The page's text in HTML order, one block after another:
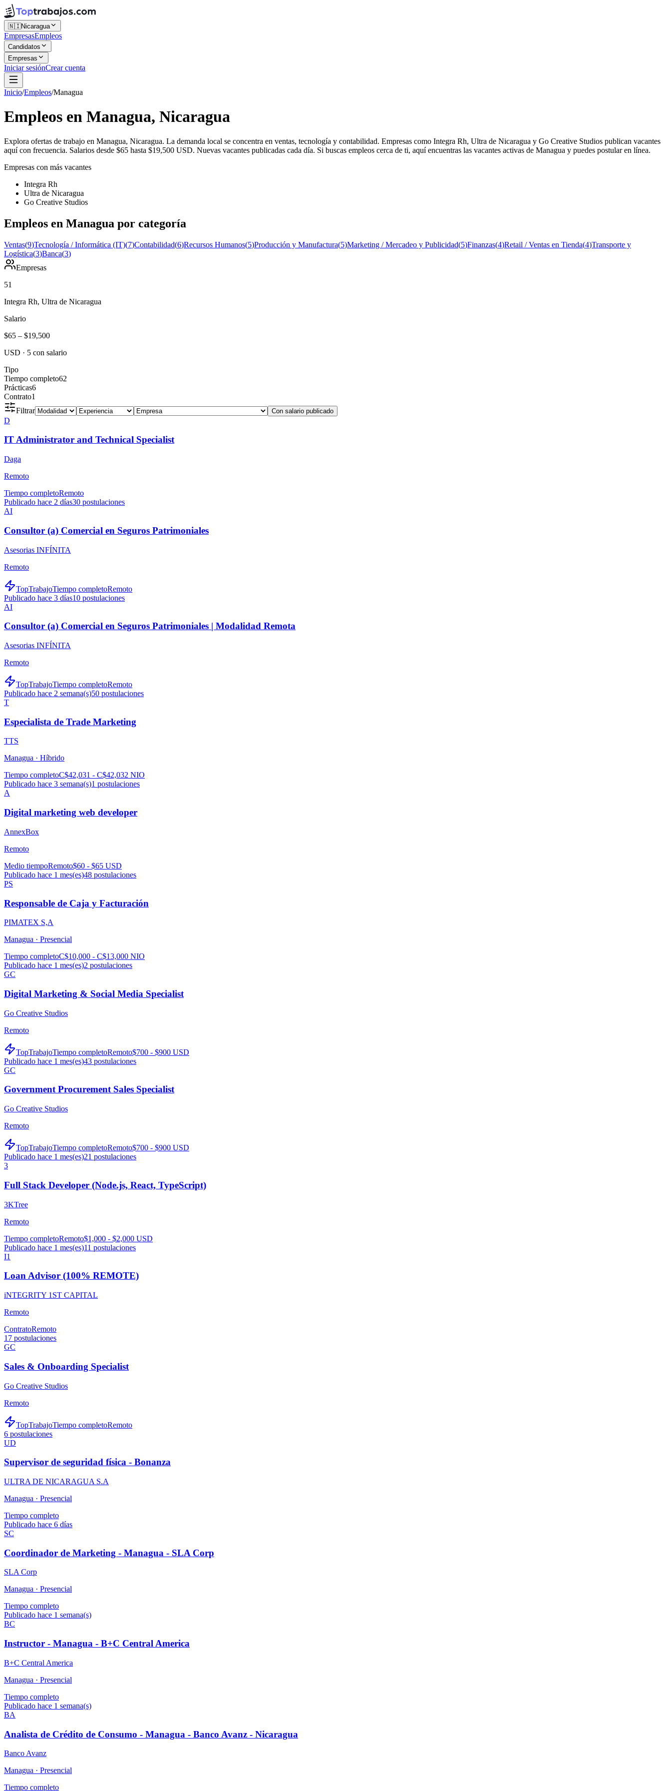
🇳🇮Nicaragua
EmpresasEmpleos
Candidatos
Empresas
Iniciar sesiónCrear cuenta
Inicio/Empleos/Managua
Empleos en Managua, Nicaragua
Explora ofertas de trabajo en Managua, Nicaragua. La demanda local se concentra en ventas, tecnología y contabilidad. Empresas como Integra Rh, Ultra de Nicaragua y Go Creative Studios publican vacantes
aquí con frecuencia. Salarios desde $65 hasta $19,500 USD. Nuevas vacantes publicadas cada día. Si buscas empleos cerca de ti, aquí encuentras las vacantes activas de Managua y puedes postular en línea.
Empresas con más vacantes
Integra Rh
Ultra de Nicaragua
Go Creative Studios
Empleos en Managua por categoría
Ventas(9)Tecnología / Informática (IT)(7)Contabilidad(6)Recursos Humanos(5)Producción y Manufactura(5)Marketing / Mercadeo y Publicidad(5)Finanzas(4)Retail / Ventas en Tienda(4)Transporte y
Logística(3)Banca(3)
Empresas
51
Integra Rh, Ultra de Nicaragua
Salario
$65 – $19,500
USD · 5 con salario
Tipo
Tiempo completo62
Prácticas6
Contrato1
Filtrar
Con salario publicado
D
IT Administrator and Technical Specialist
Daga
Remoto
Tiempo completoRemoto
Publicado hace 2 días30 postulaciones
AI
Consultor (a) Comercial en Seguros Patrimoniales
Asesorias INFÍNITA
Remoto
TopTrabajoTiempo completoRemoto
Publicado hace 3 días10 postulaciones
AI
Consultor (a) Comercial en Seguros Patrimoniales | Modalidad Remota
Asesorias INFÍNITA
Remoto
TopTrabajoTiempo completoRemoto
Publicado hace 2 semana(s)50 postulaciones
T
Especialista de Trade Marketing
TTS
Managua · Híbrido
Tiempo completoC$42,031 - C$42,032 NIO
Publicado hace 3 semana(s)1 postulaciones
A
Digital marketing web developer
AnnexBox
Remoto
Medio tiempoRemoto$60 - $65 USD
Publicado hace 1 mes(es)48 postulaciones
PS
Responsable de Caja y Facturación
PIMATEX S,A
Managua · Presencial
Tiempo completoC$10,000 - C$13,000 NIO
Publicado hace 1 mes(es)2 postulaciones
GC
Digital Marketing & Social Media Specialist
Go Creative Studios
Remoto
TopTrabajoTiempo completoRemoto$700 - $900 USD
Publicado hace 1 mes(es)43 postulaciones
GC
Government Procurement Sales Specialist
Go Creative Studios
Remoto
TopTrabajoTiempo completoRemoto$700 - $900 USD
Publicado hace 1 mes(es)21 postulaciones
3
Full Stack Developer (Node.js, React, TypeScript)
3KTree
Remoto
Tiempo completoRemoto$1,000 - $2,000 USD
Publicado hace 1 mes(es)11 postulaciones
I1
Loan Advisor (100% REMOTE)
iNTEGRITY 1ST CAPITAL
Remoto
ContratoRemoto
17 postulaciones
GC
Sales & Onboarding Specialist
Go Creative Studios
Remoto
TopTrabajoTiempo completoRemoto
6 postulaciones
UD
Supervisor de seguridad física - Bonanza
ULTRA DE NICARAGUA S.A
Managua · Presencial
Tiempo completo
Publicado hace 6 días
SC
Coordinador de Marketing - Managua - SLA Corp
SLA Corp
Managua · Presencial
Tiempo completo
Publicado hace 1 semana(s)
BC
Instructor - Managua - B+C Central America
B+C Central America
Managua · Presencial
Tiempo completo
Publicado hace 1 semana(s)
BA
Analista de Crédito de Consumo - Managua - Banco Avanz - Nicaragua
Banco Avanz
Managua · Presencial
Tiempo completo